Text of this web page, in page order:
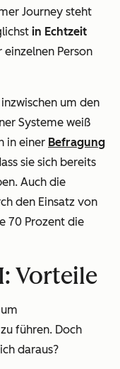
Journey steht
in Echtzeit
Person
um den
Systeme weiß
in einer Befragung
sie sich bereits
Auch die
den Einsatz von
70 Prozent die
Vorteile
führen. Doch
daraus?